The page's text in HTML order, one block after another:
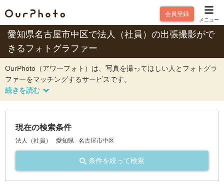
会員登録
メニュー
愛知県名古屋市中区で法人（社員）の出張撮影がで
きるフォトグラファー
OurPhoto（アワーフォト）は、写真を撮ってほしい人とフォトグラ
ファーをマッチングするサービスです。
現在の検索条件
法人（社員） 愛知県 名古屋市中区
条件を絞って検索